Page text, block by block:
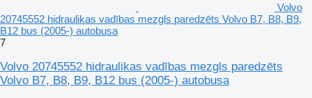
Volvo
20745552 hidraulikas vadības mezgls paredzēts Volvo B7, B8, B9,
B12 bus (2005-) autobusa
7
Volvo 20745552 hidraulikas vadības mezgls paredzēts
Volvo B7, B8, B9, B12 bus (2005-) autobusa